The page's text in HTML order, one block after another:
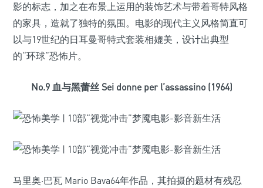
影的标志，加之在布景上运用的装饰艺术与带着哥特风格
的家具，造就了独特的氛围。电影的现代主义风格简直可
以与19世纪的日耳曼哥特式套装相媲美，设计出典型
的“环球”恐怖片。
No.9 血与黑蕾丝 Sei donne per l’assassino (1964)
马里奥·巴瓦 Mario Bava64年作品，其拍摄的题材有残忍